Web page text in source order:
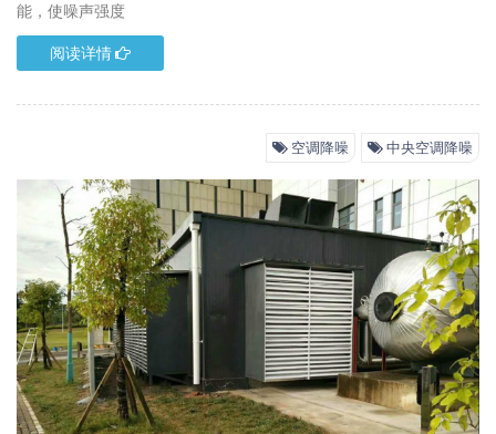
能，使噪声强度
阅读详情
中央空调降噪
空调降噪